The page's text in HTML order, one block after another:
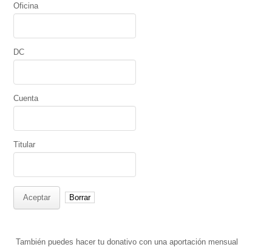
Oficina
DC
Cuenta
Titular
También puedes hacer tu donativo con una aportación mensual